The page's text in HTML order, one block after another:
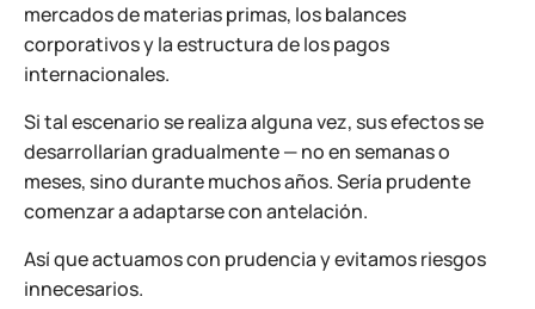
mercados de materias primas, los balances
corporativos y la estructura de los pagos
internacionales.
Si tal escenario se realiza alguna vez, sus efectos se
desarrollarían gradualmente — no en semanas o
meses, sino durante muchos años. Sería prudente
comenzar a adaptarse con antelación.
Así que actuamos con prudencia y evitamos riesgos
innecesarios.